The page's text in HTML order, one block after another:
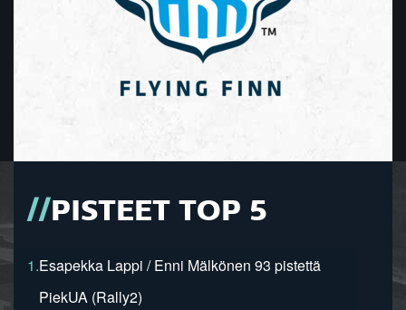
PISTEET TOP 5
1.Esapekka Lappi / Enni Mälkönen 93 pistettä
PiekUA (Rally2)